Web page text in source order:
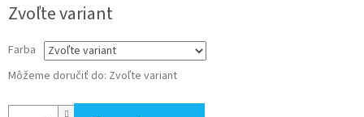
cena:
Zvoľte variant
Farba
Môžeme doručiť do: Zvoľte variant